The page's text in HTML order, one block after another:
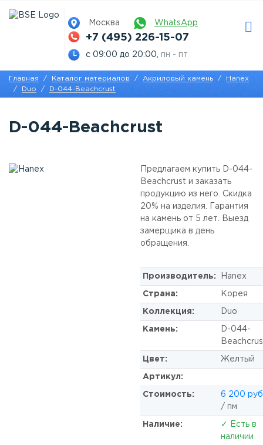
Москва WhatsApp
+7 (495) 226-15-07
с 09:00 до 20:00, пн - пт
Главная Каталог материалов Акриловый камень
Hanex
Duo
D-044-Beachcrust
D-044-Beachcrust
Предлагаем купить D-044-
Beachcrust и заказать
продукцию из него. Скидка
20% на изделия. Гарантия
на камень от 5 лет. Выезд
замерщика в день
обращения.
Производитель: Hanex
Страна: Корея
Коллекция: Duo
Камень:
D-044-
Цвет: Желтый
Артикул:
Стоимость:
6 200
/ пм
Наличие:
✓ Есть в
наличии